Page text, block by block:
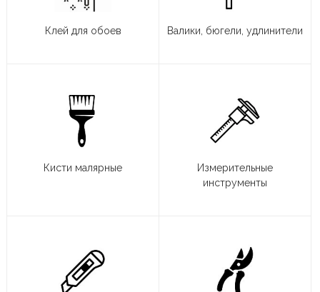
Клей для обоев Валики, бюгели, удлинители
Кисти малярные
Измерительные
инструменты